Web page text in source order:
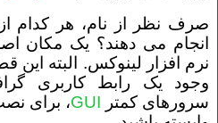
صرف نظر از نام، هر کدام از
انجام می دهند؟ یک مکان
نرم افزار لینوکس. البته این
وجود یک رابط کاربری
سرورهای کمتر GUI، برای